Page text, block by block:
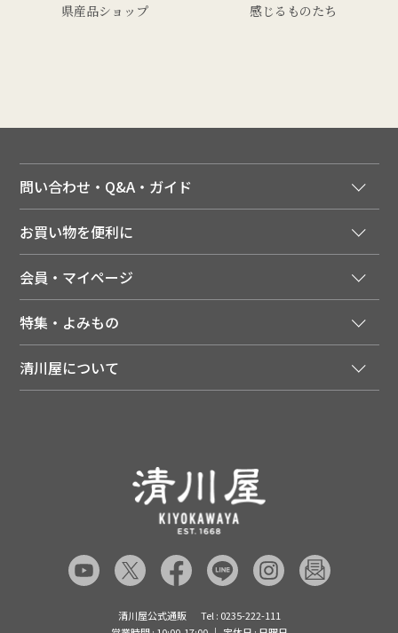
県産品ショップ
感じるものたち
問い合わせ・Q&A・ガイド
ご利用ガイド
領収書について
送料について
配達日について
返品について
よくあるご質問（FAQ）
あんしんの品質保証について（産直品）
品質保証について（通常品）
お買い物を便利に
季節のカタログを無料でお届け
店舗・ECポイント共通アプリ
LINEお友だち登録
会員・マイページ
会員特典について
注文履歴
特集・よみもの
メディア掲載商品
清川屋のレビューを見る
清川屋について
清川屋公式通販
Tel : 0235-222-111